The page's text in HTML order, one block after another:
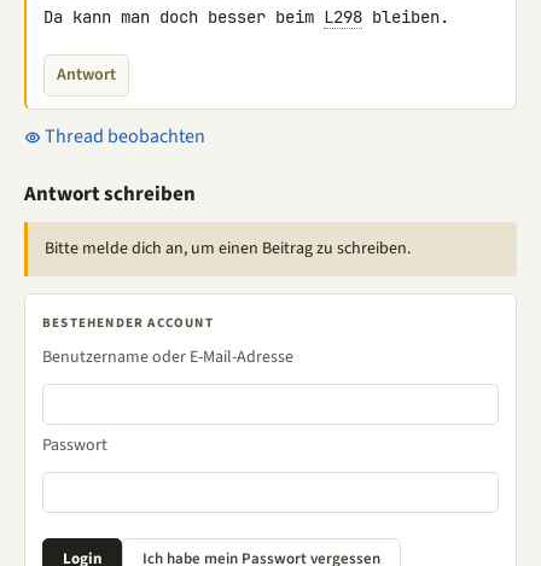
Da kann man doch besser beim L298 bleiben.
Antwort
Thread beobachten
Antwort schreiben
Bitte melde dich an, um einen Beitrag zu schreiben.
BESTEHENDER ACCOUNT
Benutzername oder E-Mail-Adresse
Passwort